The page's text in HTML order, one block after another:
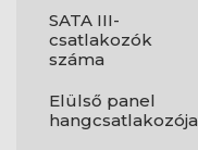
SATA III-
csatlakozók
száma
Elülső panel
hangcsatlakozója